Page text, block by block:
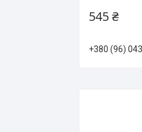
545 ₴
+380 (96)